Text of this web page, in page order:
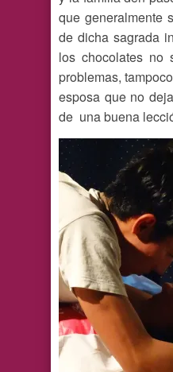
que generalmente
de dicha sagrada
los chocolates no
problemas,
esposa que no
de una buena